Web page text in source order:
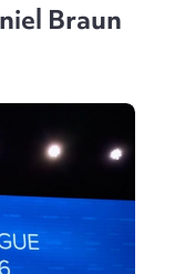
Braun